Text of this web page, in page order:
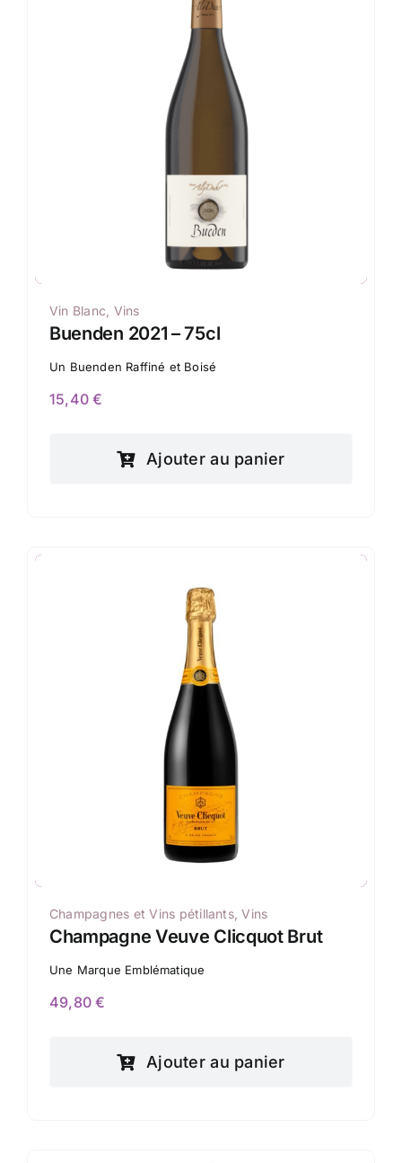
Vin Blanc, Vins
Buenden 2021 – 75cl
Un Buenden Raffiné et Boisé
15,40€
Ajouter au panier
Champagnes et Vins pétillants,Vins
Champagne Veuve Clicquot Brut
Une Marque Emblématique
49,80€
Ajouter au panier